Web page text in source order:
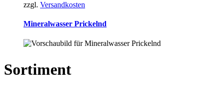
zzgl. Versandkosten
Mineralwasser Prickelnd
Sortiment